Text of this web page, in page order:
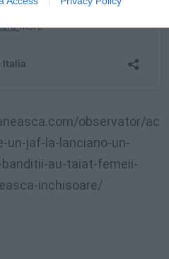
observator/ac
jaf-la-lanciano-un-
au-taiat-femeii-
inchisoare/